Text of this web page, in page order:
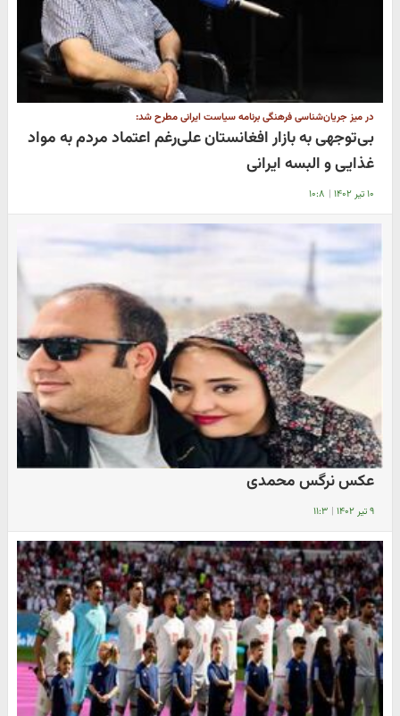
در میز جریان‌شناسی فرهنگی برنامه سیاست ایرانی مطرح شد:
بی‌توجهی به بازار افغانستان علی‌رغم اعتماد مردم به مواد
غذایی و البسه ایرانی
۱۰ تیر ۱۴۰۲ | ۱۰:۸
عکس نرگس محمدی
۹ تیر ۱۴۰۲ | ۱۱:۳